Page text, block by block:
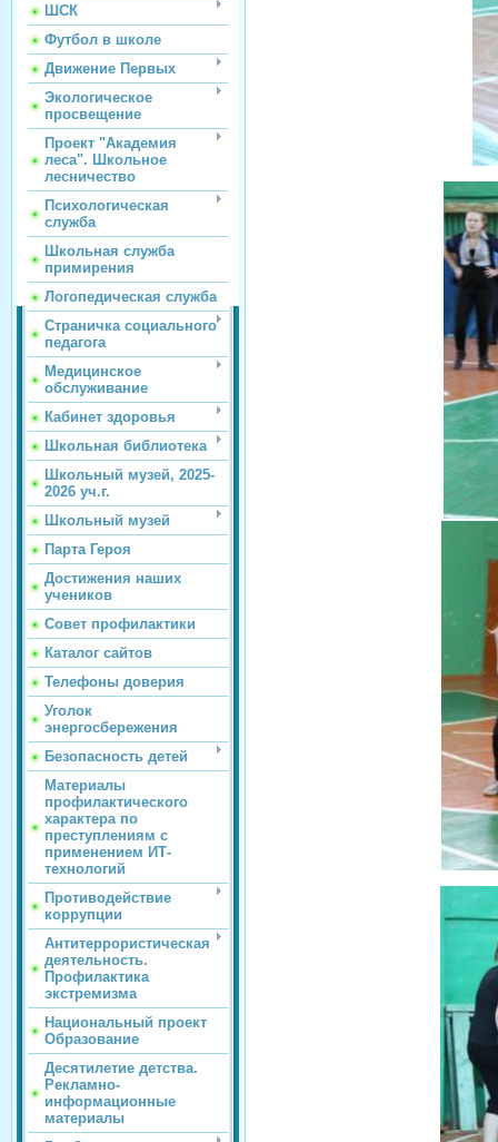
ШСК
Футбол в школе
Движение Первых
Экологическое
просвещение
Проект "Академия
леса". Школьное
лесничество
Психологическая
служба
Школьная служба
примирения
Логопедическая служба
Страничка социального
педагога
Медицинское
обслуживание
Кабинет здоровья
Школьная библиотека
Школьный музей, 2025-
2026 уч.г.
Школьный музей
Парта Героя
Достижения наших
учеников
Совет профилактики
Каталог сайтов
Телефоны доверия
Уголок
энергосбережения
Безопасность детей
Материалы
профилактического
характера по
преступлениям с
применением ИТ-
технологий
Противодействие
коррупции
Антитеррористическая
деятельность.
Профилактика
экстремизма
Национальный проект
Образование
Десятилетие детства.
Рекламно-
информационные
материалы